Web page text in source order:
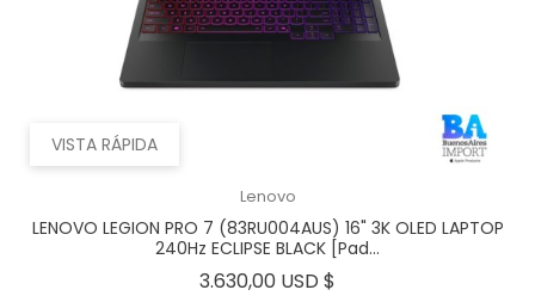
VISTA RÁPIDA
Lenovo
LENOVO LEGION PRO 7 (83RU004AUS) 16" 3K OLED LAPTOP
240Hz ECLIPSE BLACK [Pad...
3.630,00 USD $